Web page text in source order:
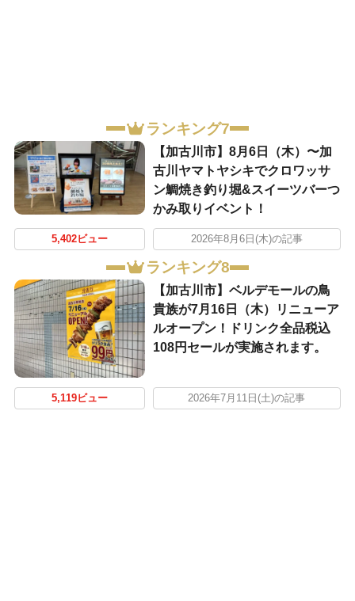
ランキング7
【加古川市】8月6日（木）〜加
古川ヤマトヤシキでクロワッサ
ン鯛焼き釣り堀&スイーツバーつ
かみ取りイベント！
5,402ビュー 2026年8月6日(木)の記事
ランキング8
【加古川市】ベルデモールの鳥
貴族が7月16日（木）リニューア
ルオープン！ドリンク全品税込
108円セールが実施されます。
5,119ビュー 2026年7月11日(土)の記事